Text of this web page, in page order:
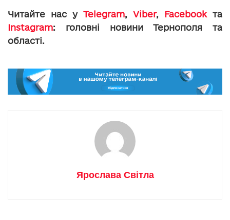
Читайте нас у Telegram, Viber, Facebookта
Instagram: головні новини Тернополя та
області.
Ярослава Світла